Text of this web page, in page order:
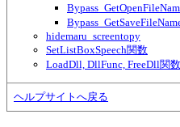
hidemaru_screentopy
SetListBoxSpeech関数
LoadDll, DllFunc, FreeDll関
ヘルプサイトへ戻る